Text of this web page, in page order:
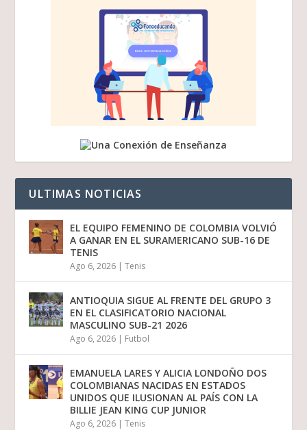
ULTIMAS NOTICIAS
EL EQUIPO FEMENINO DE COLOMBIA VOLVIÓ
A GANAR EN EL SURAMERICANO SUB-16 DE
TENIS
Ago 6, 2026 |Tenis
ANTIOQUIA SIGUE AL FRENTE DEL GRUPO 3
EN EL CLASIFICATORIO NACIONAL
MASCULINO SUB-21 2026
Ago 6, 2026 | Futbol
EMANUELA LARES Y ALICIA LONDOÑO DOS
COLOMBIANAS NACIDAS EN ESTADOS
UNIDOS QUE ILUSIONAN AL PAÍS CON LA
BILLIE JEAN KING CUP JUNIOR
Ago 6, 2026 |Tenis